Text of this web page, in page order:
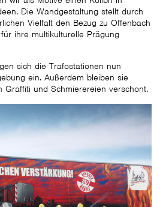
Die Wandgestaltung stellt durch
Vielfalt den Bezug zu Offenbach
ihre multikulturelle Prägung
sich die Trafostationen nun
ein. Außerdem bleiben sie
Graffiti und Schmierereien verschont.